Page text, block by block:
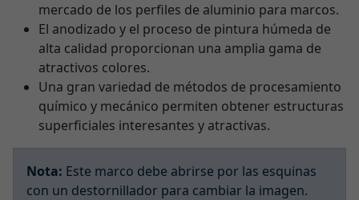
mercado de los perfiles de aluminio para marcos.
El anodizado y el proceso de pintura húmeda de
alta calidad proporcionan una amplia gama de
atractivos colores.
Una gran variedad de métodos de procesamiento
químico y mecánico permiten obtener estructuras
superficiales interesantes y atractivas.
Nota: Este marco debe abrirse por las esquinas
con un destornillador para cambiar la imagen.